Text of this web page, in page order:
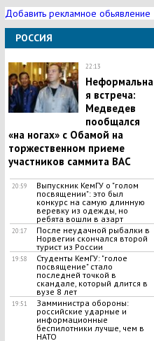
Добавить рекламное обьявление
РОССИЯ
22:13
Неформальна
я встреча:
Медведев
пообщался
«на ногах» с Обамой на
торжественном приеме
участников саммита ВАС
20:59
Выпускник КемГУ о "голом
посвящении": это был
конкурс на самую длинную
веревку из одежды, но
ребята вошли в азарт
20:17
После неудачной рыбалки в
Норвегии скончался второй
турист из России
19:58
Студенты КемГУ: "голое
посвящение" стало
последней точкой в
скандале, который длится в
вузе 8 лет
19:51
Замминистра обороны:
российские ударные и
информационные
беспилотники лучше, чем в
НАТО